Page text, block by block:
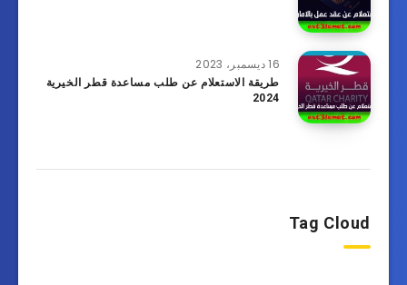
16 ديسمبر، 2023
طريقة الاستعلام عن طلب مساعدة قطر الخيرية
2024
Tag Cloud